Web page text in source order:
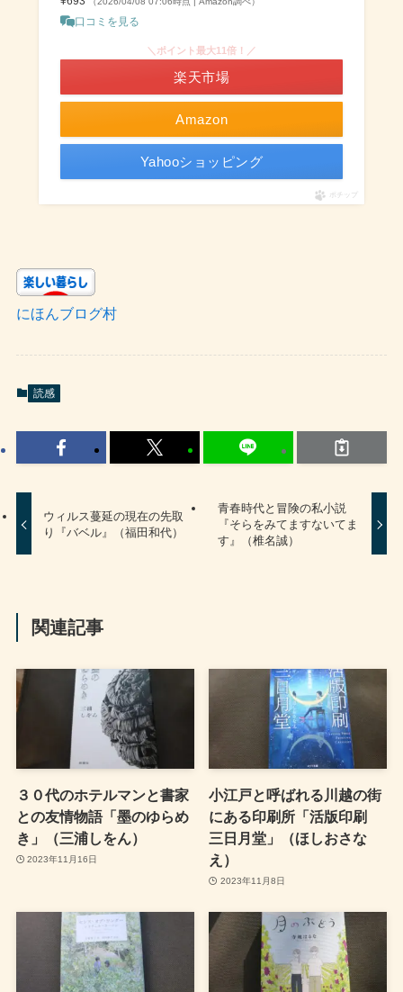
口コミを見る
Amazon
＼ポイント最大11倍！／
楽天市場
Yahooショッピング
ポチップ
にほんブログ村
読感
ウィルス蔓延の現在の先取
り『バベル』（福田和代）
青春時代と冒険の私小説
『そらをみてますないてま
す』（椎名誠）
関連記事
３０代のホテルマンと書家
との友情物語「墨のゆらめ
き」（三浦しをん）
2023年11月16日
小江戸と呼ばれる川越の街
にある印刷所「活版印刷
三日月堂」（ほしおさな
え）
2023年11月8日